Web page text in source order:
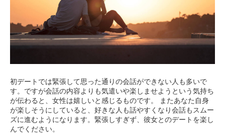
初デートでは緊張して思った通りの会話ができない人も多いで
す。ですが会話の内容よりも気遣いや楽しませようという気持ち
が伝わると、女性は嬉しいと感じるものです。 またあなた自身
が楽しそうにしていると、好きな人も話やすくなり会話もスムー
ズに進むようになります。緊張しすぎず、彼女とのデートを楽し
んでください。